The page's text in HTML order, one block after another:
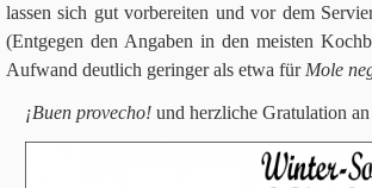
las­sen sich gut vor­be­rei­ten und vor dem
(Ent­ge­gen den Anga­ben in den mei­sten
Auf­wand deut­lich gerin­ger als etwa für Mole
¡Buen pro­v­echo! und herz­li­che Gra­tu­la­tion